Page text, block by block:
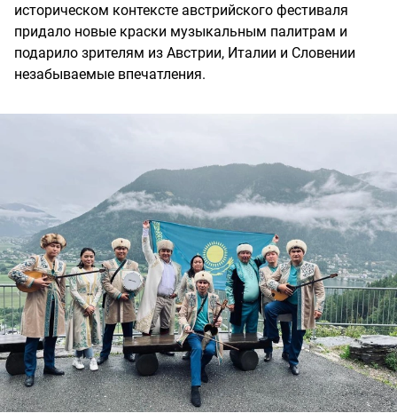
историческом контексте австрийского фестиваля
придало новые краски музыкальным палитрам и
подарило зрителям из Австрии, Италии и Словении
незабываемые впечатления.